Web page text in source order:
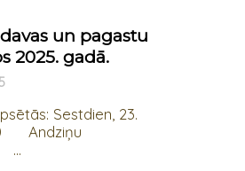
un pagastu
2025. gadā.
Sestdien, 23.
Andziņu
...